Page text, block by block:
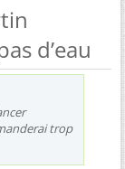
d’eau
trop